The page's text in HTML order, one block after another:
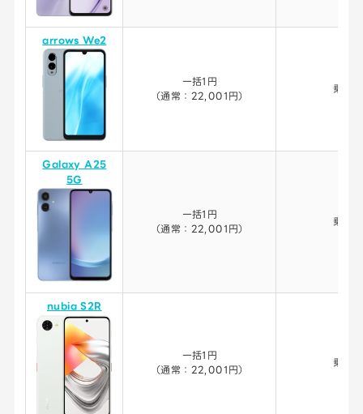
arrows We2
一括1円
（通常：22,001円）
乗り
Galaxy A25
5G
一括1円
（通常：22,001円）
乗り
nubia S2R
一括1円
（通常：22,001円）
乗り